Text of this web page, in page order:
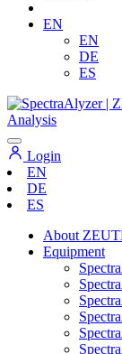
EN
EN
DE
ES
Login
EN
DE
ES
About
Equipment